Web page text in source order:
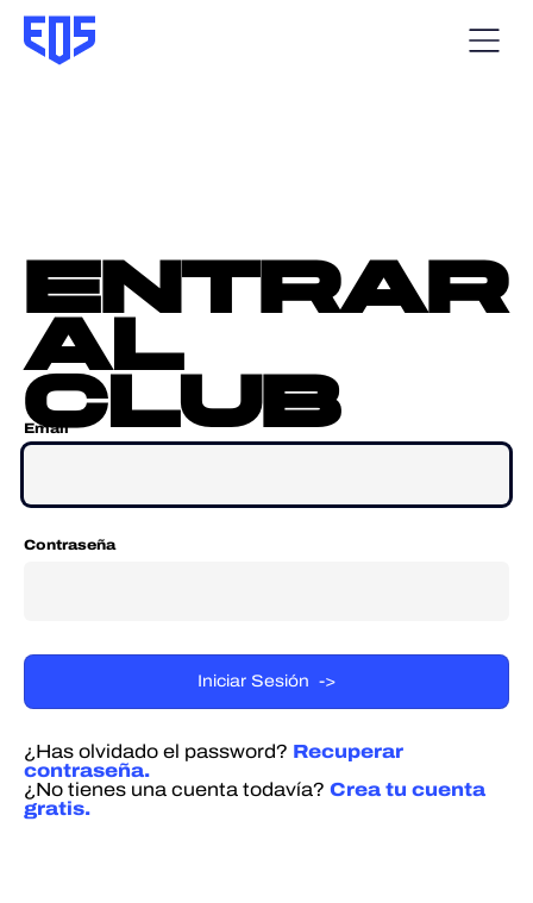
entrar
al
club
Email
Contraseña
¿Has olvidado el password? Recuperar
contraseña.
¿No tienes una cuenta todavía? Crea tu cuenta
gratis.